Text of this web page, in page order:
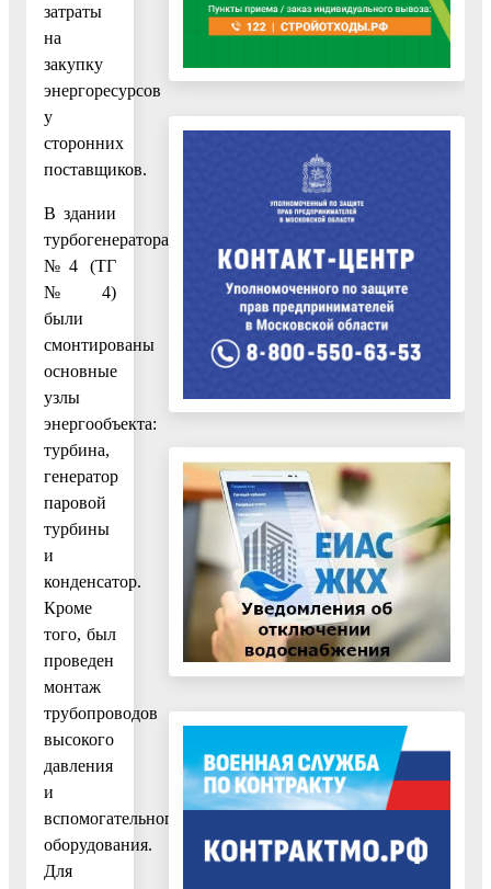
затраты
на
закупку
энергоресурсов
у
сторонних
поставщиков.
В здании
турбогенератора
№4 (ТГ
№4)
были
смонтированы
основные
узлы
энергообъекта:
турбина,
генератор
паровой
турбины
и
конденсатор.
Кроме
того, был
проведен
монтаж
трубопроводов
высокого
давления
и
вспомогательного
оборудования.
Для